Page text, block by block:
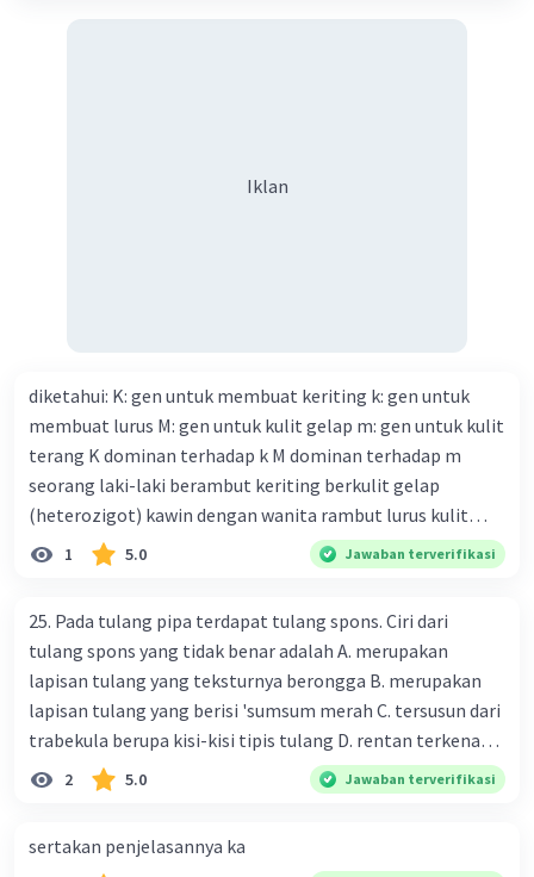
Iklan
diketahui: K: gen untuk membuat keriting k: gen untuk
membuat lurus M: gen untuk kulit gelap m: gen untuk kulit
terang K dominan terhadap k M dominan terhadap m
seorang laki-laki berambut keriting berkulit gelap
(heterozigot) kawin dengan wanita rambut lurus kulit
terang tentukan : a. bagan perkawinannya b. rasio
genotipe dan rasio fenotipe nya c. jika perkawinan itu
dengan prosentase
1 5.0 Jawaban terverifikasi
25. Pada tulang pipa terdapat tulang spons. Ciri dari
tulang spons yang tidak benar adalah A. merupakan
lapisan tulang yang teksturnya berongga B. merupakan
lapisan tulang yang berisi 'sumsum merah C. tersusun dari
trabekula berupa kisi-kisi tipis tulang D. rentan terkena
dampak osteoporosis setelah menopause E. mengandung
banyak kalsium fosfat dan kalsium karbonat
2 5.0 Jawaban terverifikasi
sertakan penjelasannya ka